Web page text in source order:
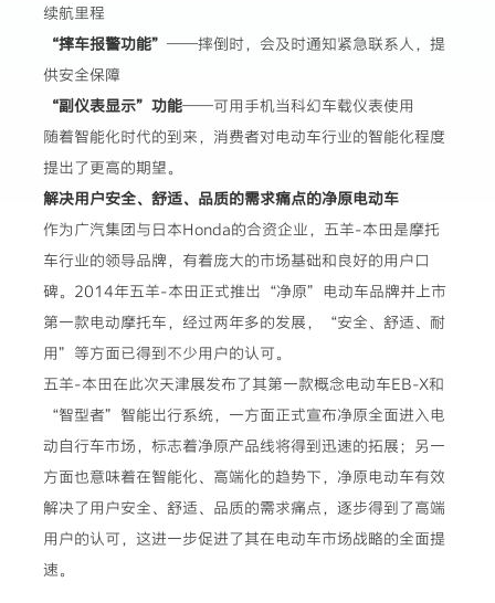
续航里程
“摔车报警功能”——摔倒时，会及时通知紧急联系人，提
供安全保障
“副仪表显示”功能——可用手机当科幻车载仪表使用
随着智能化时代的到来，消费者对电动车行业的智能化程度
提出了更高的期望。
解决用户安全、舒适、品质的需求痛点的净原电动车
作为广汽集团与日本Honda的合资企业，五羊-本田是摩托
车行业的领导品牌，有着庞大的市场基础和良好的用户口
碑。2014年五羊-本田正式推出“净原”电动车品牌并上市
第一款电动摩托车，经过两年多的发展，“安全、舒适、耐
用”等方面已得到不少用户的认可。
五羊-本田在此次天津展发布了其第一款概念电动车EB-X和
“智型者”智能出行系统，一方面正式宣布净原全面进入电
动自行车市场，标志着净原产品线将得到迅速的拓展；另一
方面也意味着在智能化、高端化的趋势下，净原电动车有效
解决了用户安全、舒适、品质的需求痛点，逐步得到了高端
用户的认可，这进一步促进了其在电动车市场战略的全面提
速。